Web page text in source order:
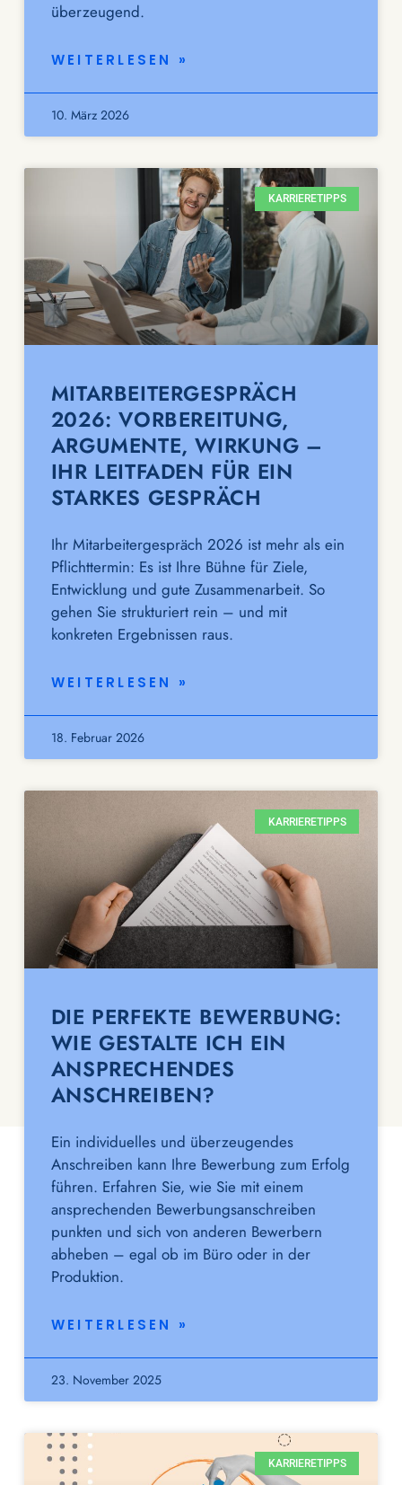
überzeugend.
WEITERLESEN »
10. März 2026
KARRIERETIPPS
MITARBEITERGESPRÄCH
2026: VORBEREITUNG,
ARGUMENTE, WIRKUNG –
IHR LEITFADEN FÜR EIN
STARKES GESPRÄCH
Ihr Mitarbeitergespräch 2026 ist mehr als ein
Pflichttermin: Es ist Ihre Bühne für Ziele,
Entwicklung und gute Zusammenarbeit. So
gehen Sie strukturiert rein – und mit
konkreten Ergebnissen raus.
WEITERLESEN »
18. Februar 2026
KARRIERETIPPS
DIE PERFEKTE BEWERBUNG:
WIE GESTALTE ICH EIN
ANSPRECHENDES
ANSCHREIBEN?
Ein individuelles und überzeugendes
Anschreiben kann Ihre Bewerbung zum Erfolg
führen. Erfahren Sie, wie Sie mit einem
ansprechenden Bewerbungsanschreiben
punkten und sich von anderen Bewerbern
abheben – egal ob im Büro oder in der
Produktion.
WEITERLESEN »
23. November 2025
KARRIERETIPPS